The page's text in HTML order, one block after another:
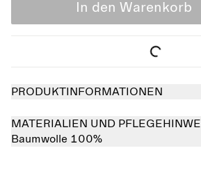
In den Warenkorb
PRODUKTINFORMATIONEN
MATERIALIEN UND
Baumwolle 100%